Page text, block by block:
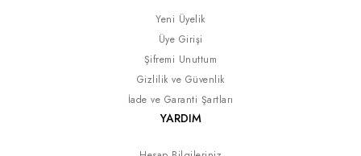
Yeni Üyelik
Üye Girişi
Şifremi Unuttum
Gizlilik ve Güvenlik
İade ve Garanti Şartları
YARDIM